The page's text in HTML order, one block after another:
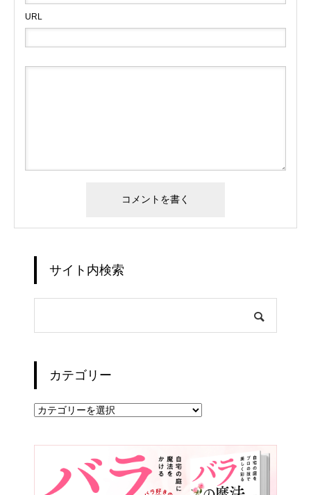
URL
サイト内検索
カテゴリー
カ
テ
ー